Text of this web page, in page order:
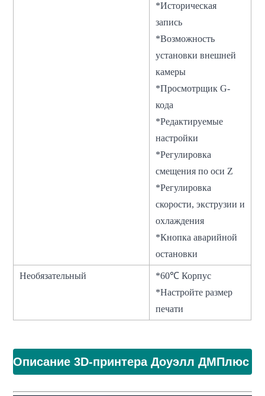
*Историческая
запись
*Возможность
установки внешней
камеры
*Просмотрщик G-
кода
*Редактируемые
настройки
*Регулировка
смещения по оси Z
*Регулировка
скорости, экструзии и
охлаждения
*Кнопка аварийной
остановки
Необязательный
*60℃ Корпус
*Настройте размер
печати
Описание 3D-принтера Доуэлл ДМПлюс